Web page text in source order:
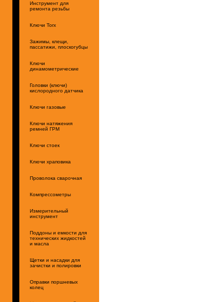
Инструмент для
ремонта резьбы
Ключи Torx
Зажимы, клещи,
пассатижи, плоскогубцы
Ключи
динамометрические
Головки (ключи)
кислородного датчика
Ключи газовые
Ключи натяжения
ремней ГРМ
Ключи стоек
Ключи храповика
Проволока сварочная
Компрессометры
Измерительный
инструмент
Поддоны и емкости для
технических жидкостей
и масла
Щетки и насадки для
зачистки и полировки
Оправки поршневых
колец